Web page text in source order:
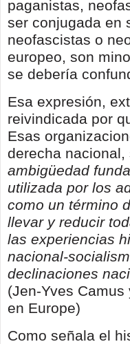
paganistas,
ser conjugada en
neofascistas o
europeo, son
se debería
Esa expresión,
reivindicada por
Esas
derecha
ambigüedad
utilizada por los
como un término
llevar y reducir
las experiencias
nacional-
declinaciones
(Jen-Yves
en Europe)
Como señala el